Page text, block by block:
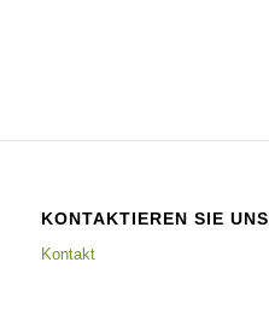
KONTAKTIEREN SIE UNS
Kontakt